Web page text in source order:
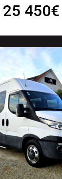
25 450€